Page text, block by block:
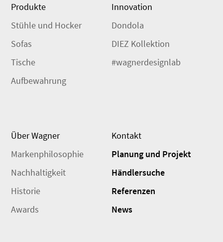
Produkte
Stühle und Hocker
Sofas
Tische
Aufbewahrung
Innovation
Dondola
DIEZ Kollektion
#wagnerdesignlab
Über Wagner
Markenphilosophie
Nachhaltigkeit
Historie
Awards
Kontakt
Planung und Projekt
Händlersuche
Referenzen
News